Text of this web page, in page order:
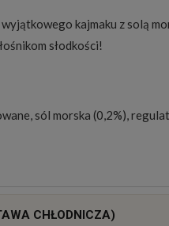
kajmaku z solą
słodkości!
sól morska (0,2%),
nie zawiera ewentualnych kosztów
CHŁODNICZA)